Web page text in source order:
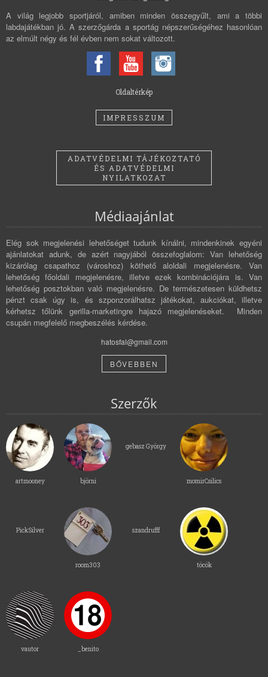
A világ legjobb sportjáról, amiben minden összegyűlt, ami a többi
labdajátékban jó. A szerzőgárda a sportág népszerűségéhez hasonlóan
az elmúlt négy és fél évben nem sokat változott.
Oldaltérkép
IMPRESSZUM
ADATVÉDELMI TÁJÉKOZTATÓ
ÉS ADATVÉDELMI
NYILATKOZAT
Médiaajánlat
Elég sok megjelenési lehetőséget tudunk kínálni, mindenkinek egyéni
ajánlatokat adunk, de azért nagyjából összefoglalom: Van lehetőség
kizárólag csapathoz (városhoz) köthető aloldali megjelenésre. Van
lehetőség főoldali megjelenésre, illetve ezek kombinációjára is. Van
lehetőség posztokban való megjelenésre. De természetesen küldhetsz
pénzt csak úgy is, és szponzorálhatsz játékokat, aukciókat, illetve
kérhetsz tőlünk gerilla-marketingre hajazó megjelenéseket. Minden
csupán megfelelő megbeszélés kérdése.
hatosfal@gmail.com
BŐVEBBEN
Szerzők
artmooney björni
gebasz György
momirCsilics
PickSilver
room303
szandrufff
töcök
vautor _benito